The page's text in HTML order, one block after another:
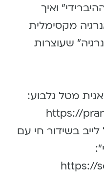
ואיך
מקסימלית
שעוצרות
מטל גלבוע:
https://
בשידור חי עם
https://